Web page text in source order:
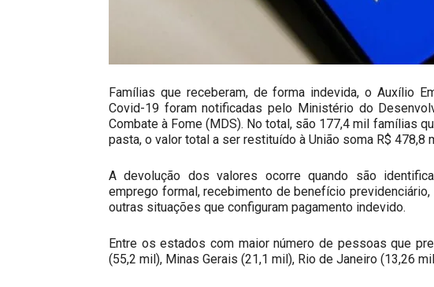
Famílias que receberam, de forma indevida, o Auxílio
Covid-19 foram notificadas pelo Ministério do
Combate à Fome (MDS). No total, são 177,4 mil famílias
pasta, o valor total a ser restituído à União soma R$ 478,8
A devolução dos valores ocorre quando são
emprego formal, recebimento de benefício
outras situações que configuram pagamento indevido.
Entre os estados com maior número de pessoas que
(55,2 mil), Minas Gerais (21,1 mil), Rio de Janeiro (13,26